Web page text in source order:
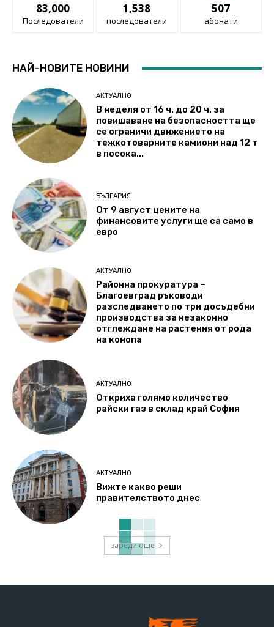
83,000
Последователи
1,538
последователи
507
абонати
НАЙ-НОВИТЕ НОВИНИ
АКТУАЛНО
В неделя от 16 ч. до 20 ч. за
повишаване на безопасността ще
се ограничи движението на
тежкотоварните камиони над 12 т
в посока...
БЪЛГАРИЯ
От 9 август цените на
финансовите услуги ще са само в
евро
АКТУАЛНО
Районна прокуратура –
Благоевград ръководи
разследването по три досъдебни
производства за незаконно
отглеждане на растения от рода
на конопа
АКТУАЛНО
Откриха голямо количество
райски газ в склад край София
АКТУАЛНО
Вижте какво реши
правителството днес
зареди още